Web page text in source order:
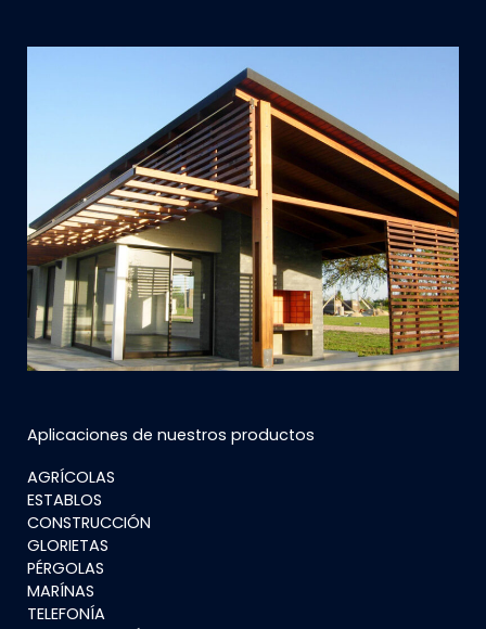
Aplicaciones de nuestros productos
AGRÍCOLAS
ESTABLOS
CONSTRUCCIÓN
GLORIETAS
PÉRGOLAS
MARÍNAS
TELEFONÍA